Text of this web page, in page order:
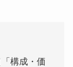
構成・価